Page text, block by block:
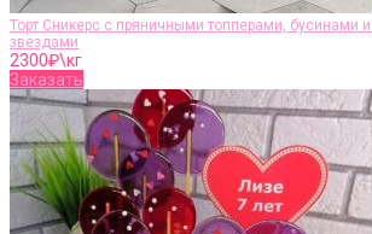
Торт Сникерс с пряничными топперами, бусинами
звездами
2300₽\кг
Заказать